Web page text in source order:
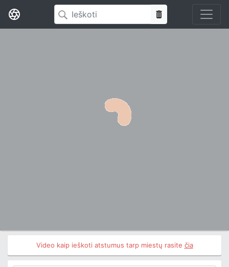
Video kaip ieškoti atstumus tarp miestų rasite čia